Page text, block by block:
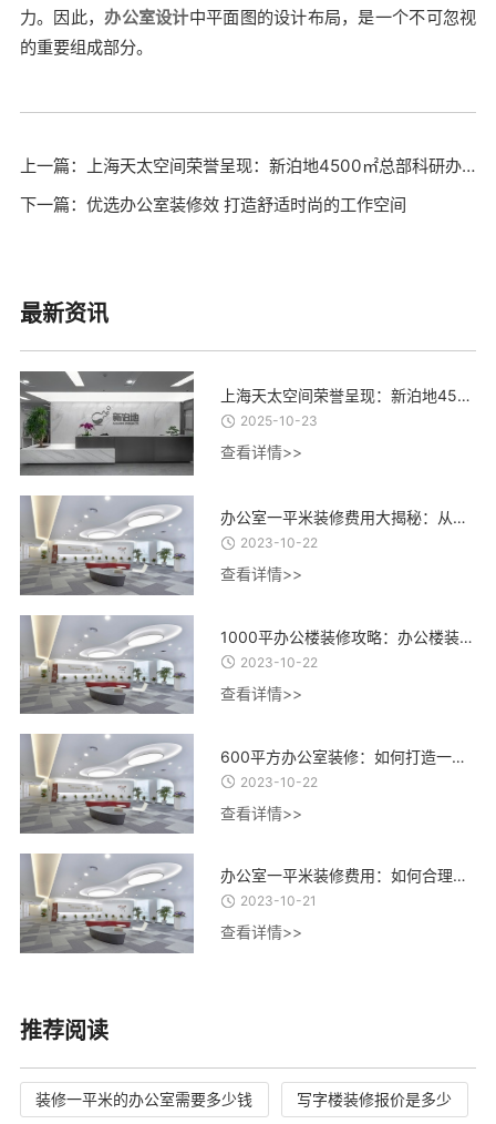
力。因此，办公室设计中平面图的设计布局，是一个不可忽视
的重要组成部分。
上一篇：上海天太空间荣誉呈现：新泊地4500㎡总部科研办公一体化空间圆满交付
下一篇：优选办公室装修效 打造舒适时尚的工作空间
最新资讯
上海天太空间荣誉呈现：新泊地4500㎡总部科研办公一体化空间圆满交付
2025-10-23
查看详情>>
办公室一平米装修费用大揭秘：从设计到材料，了解每一项费用的合理估算
2023-10-22
查看详情>>
1000平办公楼装修攻略：办公楼装修设计、材料选择与施工流程全指南
2023-10-22
查看详情>>
600平方办公室装修：如何打造一个高效、舒适、创意的办公环境？
2023-10-22
查看详情>>
办公室一平米装修费用：如何合理控制装修成本，实现精致办公空间的经济建设
2023-10-21
查看详情>>
推荐阅读
装修一平米的办公室需要多少钱 写字楼装修报价是多少